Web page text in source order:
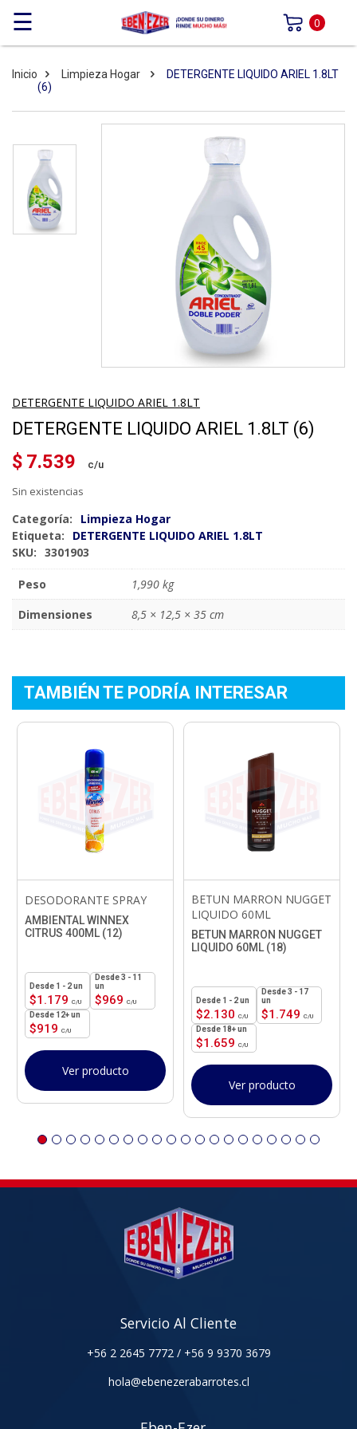
☰ 0
Inicio Limpieza Hogar
DETERGENTE LIQUIDO ARIEL 1.8LT
(6)
DETERGENTE LIQUIDO ARIEL 1.8LT
DETERGENTE LIQUIDO ARIEL 1.8LT (6)
$ 7.539
Sin existencias
Categoría:
Limpieza Hogar
Etiqueta:
DETERGENTE LIQUIDO ARIEL 1.8LT
SKU: 3301903
Peso
1,990 kg
Dimensiones
8,5 × 12,5 × 35 cm
TAMBIÉN TE PODRÍA INTERESAR
DESODORANTE SPRAY
AMBIENTAL WINNEX
CITRUS 400ML (12)
$1.179
1 - 2un
$969
3 - 11
un
$919
12+ un
Ver producto
BETUN MARRON NUGGET
LIQUIDO 60ML
BETUN MARRON NUGGET
LIQUIDO 60ML (18)
$2.130
1 - 2un
$1.749
3 - 17
un
$1.659
18+ un
Ver producto
Servicio Al Cliente
+56 2 2645 7772 / +56 9 9370 3679
hola@ebenezerabarrotes.cl